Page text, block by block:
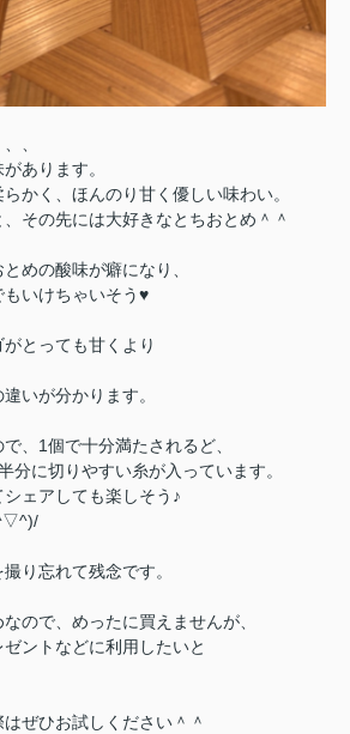
、
あります。
かく、ほんのり甘く優しい味わい。
その先には大好きなとちおとめ＾＾
めの酸味が癖になり、
もいけちゃいそう♥
とっても甘くより
いが分かります。
、1個で十分満たされるど、
分に切りやすい糸が入っています。
ェアしても楽しそう♪
り忘れて残念です。
ので、めったに買えませんが、
ントなどに利用したいと
ぜひお試しください＾＾